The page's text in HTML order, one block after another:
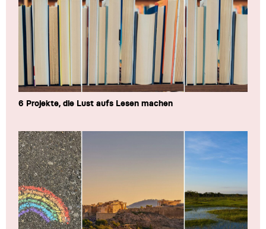
6 Projekte, die Lust aufs Lesen machen